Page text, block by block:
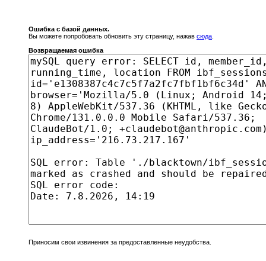
Ошибка с базой данных.
Вы можете попробовать обновить эту страницу, нажав сюда
Возвращаемая ошибка
Приносим свои извинения за предоставленные неудобства.